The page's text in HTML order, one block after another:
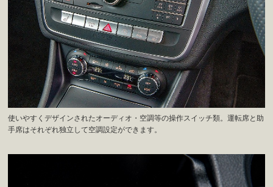
使いやすくデザインされたオーディオ・空調等の操作スイッチ類。運転席と助
手席はそれぞれ独立して空調設定ができます。